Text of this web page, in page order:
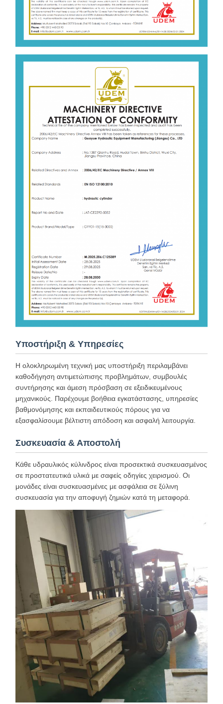
Υποστήριξη & Υπηρεσίες
Η ολοκληρωμένη τεχνική μας υποστήριξη περιλαμβάνει
καθοδήγηση αντιμετώπισης προβλημάτων, συμβουλές
συντήρησης και άμεση πρόσβαση σε εξειδικευμένους
μηχανικούς. Παρέχουμε βοήθεια εγκατάστασης, υπηρεσίες
βαθμονόμησης και εκπαιδευτικούς πόρους για να
εξασφαλίσουμε βέλτιστη απόδοση και ασφαλή λειτουργία.
Συσκευασία & Αποστολή
Κάθε υδραυλικός κύλινδρος είναι προσεκτικά συσκευασμένος
σε προστατευτικά υλικά με σαφείς οδηγίες χειρισμού. Οι
μονάδες είναι συσκευασμένες με ασφάλεια σε ξύλινη
συσκευασία για την αποφυγή ζημιών κατά τη μεταφορά.